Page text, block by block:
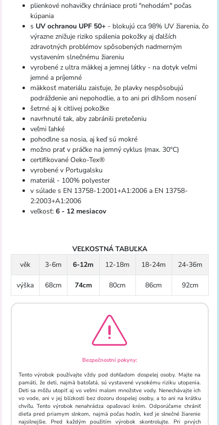
plienkové nohavičky chrániace proti "nehodám" počas
kúpania
s UV ochranou UPF 50+- blokujú cca 98% UV žiarenia, čo
výrazne znižuje riziko spálenia pokožky aj ďalších
zdravotných problémov spôsobených nadmerným
vystavením slnečnému žiareniu
vyrobené z ultra mäkkej a jemnej látky - na dotyk veľmi
jemné a príjemné
mäkkosť materiálu zaisťuje, že plavky nespôsobujú
podráždenie ani nepohodlie, a to ani pri dlhšom nosení
šetrné aj k citlivej pokožke
navrhnuté tak, aby zabránili pretečeniu
veľmi ľahké
pohodlne sa nosia, aj keď sú mokré
možno prať v práčke na jemný cyklus (max. 30°C)
certifikované Oeko-Tex®
vyrobené v Portugalsku
materiál - 100% polyester
v súlade s EN 13758-1:2001+A1:2006 a EN 13758-
2:2003+A1:2006
veľkosť: 6 - 12 mesiacov
VEĽKOSTNÁ TABUĽKA
věk
3-6m 6-12m 12-18m 18-24m 24-36m
výška 68cm 74cm 80cm 86cm 92cm
Bezpečnostní pokyny:
Tento výrobok používajte vždy pod dohľadom dospelej osoby. Majte na
pamäti, že deti, najmä batoľatá, sú vystavené vysokému riziku utopenia.
Deti sa môžu utopiť aj vo veľmi malom množstve vody. Nenechávajte ich
vo vode, ani v jej blízkosti bez dozoru dospelej osoby, a to ani na krátku
chvíľu. Tento výrobok nenahrádza opaľovací krém. Odporúčame chrániť
dieťa pred priamym slnkom, najmä počas hodín, keď je slnečné žiarenie
najsilnejšie. Pred každým použitím výrobok skontrolujte. Pri prvých